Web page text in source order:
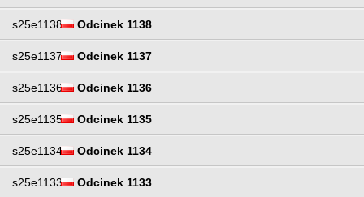
s25e1138 Odcinek 1138
s25e1137 Odcinek 1137
s25e1136 Odcinek 1136
s25e1135 Odcinek 1135
s25e1134 Odcinek 1134
s25e1133 Odcinek 1133